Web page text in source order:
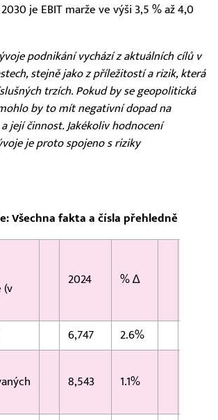
je EBIT marže ve výši 3,5 % až 4,0
podnikání vychází z aktuálních cílů v
stejně jako z příležitostí a rizik, která
trzích. Pokud by se geopolitická
by to mít negativní dopad na
její činnost. Jakékoliv hodnocení
je proto spojeno s riziky
Všechna fakta a čísla přehledně
(v
2024 % ∆
6,747 2.6%
8,543 1.1%